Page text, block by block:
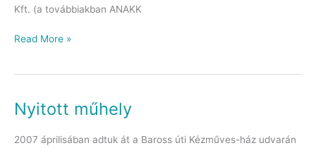
Kft. (a továbbiakban ANAKK
Read More »
Nyitott műhely
2007 áprilisában adtuk át a Baross úti Kézműves-ház udvarán
Nyitott
műhely